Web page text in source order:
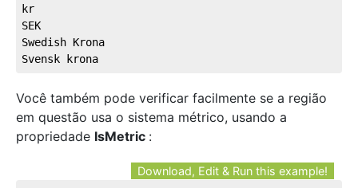
kr
SEK
Swedish Krona
Svensk krona
Você também pode verificar facilmente se a região
em questão usa o sistema métrico, usando a
propriedade IsMetric :
Download, Edit & Run this example!